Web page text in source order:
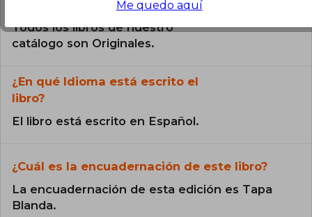
¿El libro es original?
Todos los libros de nuestro
catálogo son Originales.
¿En qué Idioma está escrito el
libro?
El libro está escrito en Español.
¿Cuál es la encuadernación de este libro?
La encuadernación de esta edición es Tapa
Blanda.
Me quedo aquí